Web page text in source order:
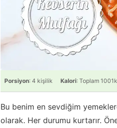
Porsiyon: 4 kişilik Kalori: Toplam
Bu benim en sevdiğim
olarak. Her durumu kurtarır.